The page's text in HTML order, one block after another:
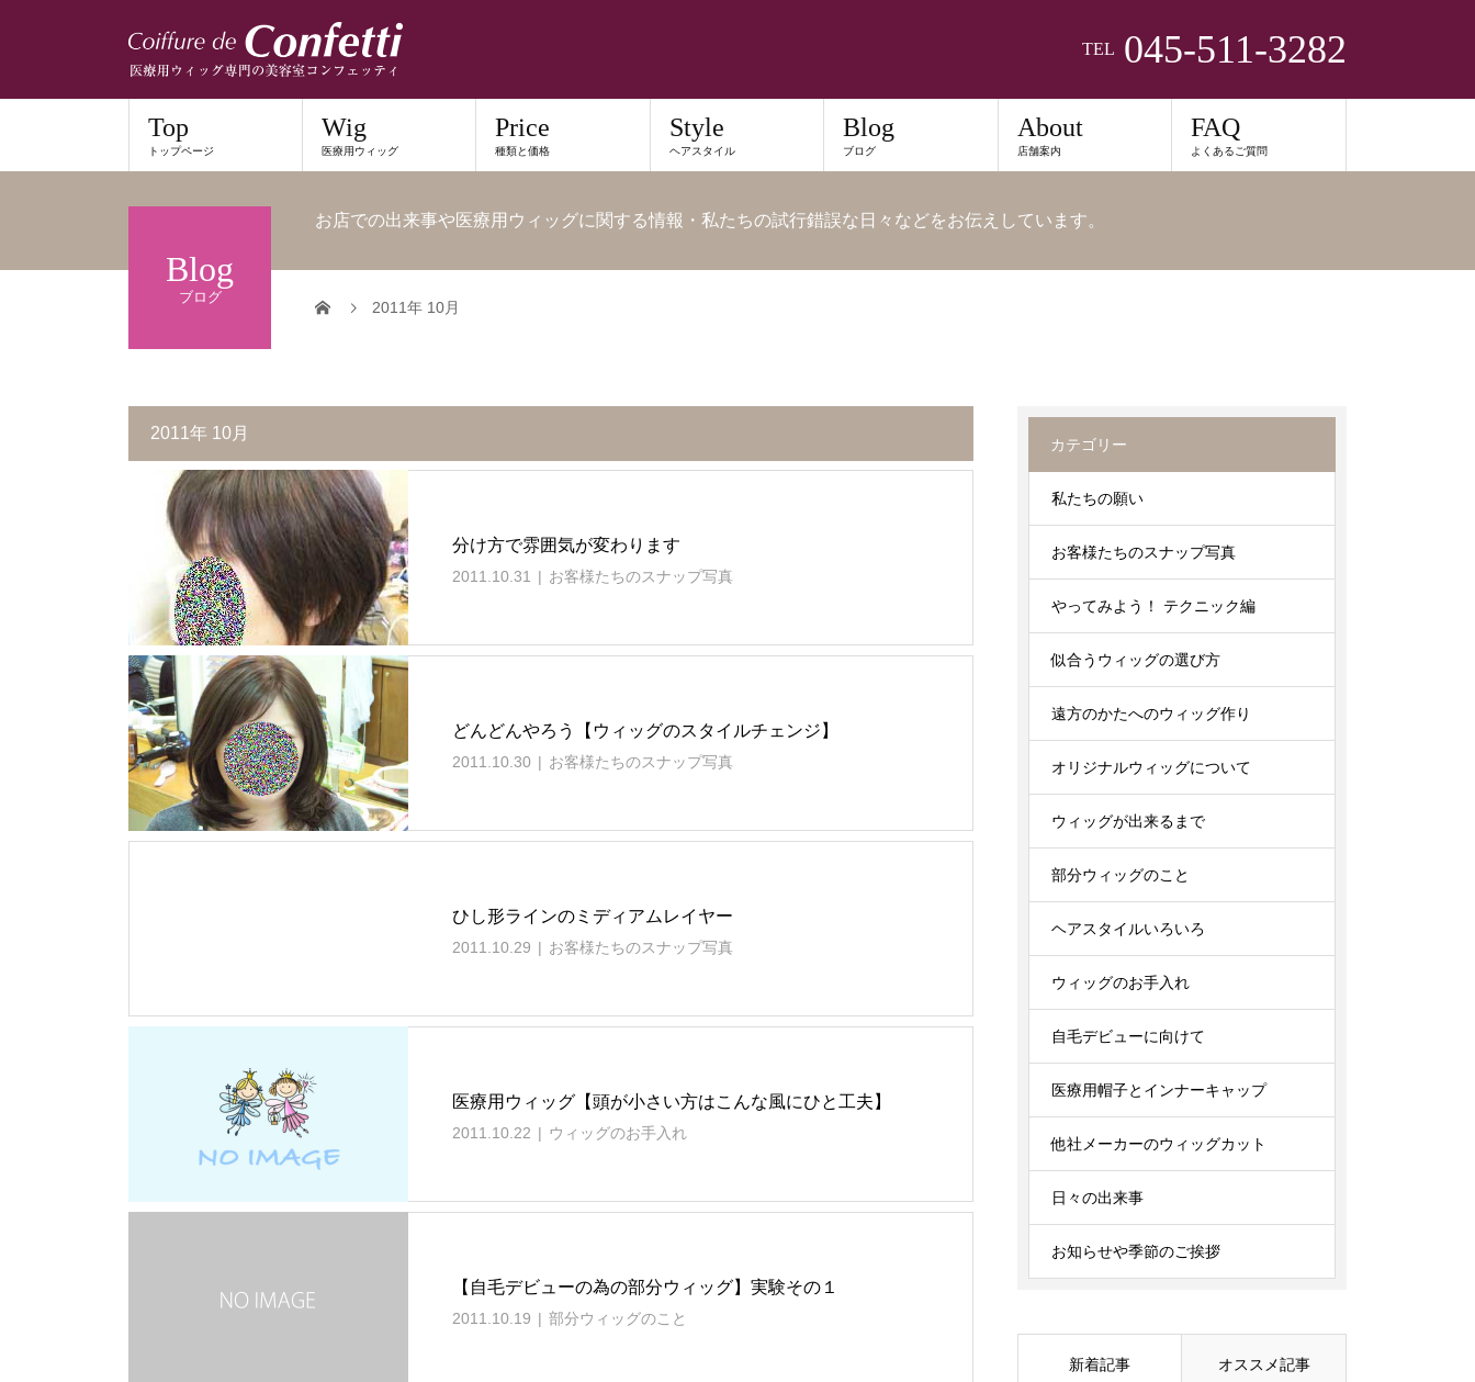
TEL 045-511-3282
Top
トップページ
Wig
医療用ウィッグ
Price
種類と価格
Style
ヘアスタイル
Blog
ブログ
About
店舗案内
FAQ
よくあるご質問
Blog
ブログ
お店での出来事や医療用ウィッグに関する情報・私たちの試行錯誤な日々などをお伝えしています。
2011年 10月
2011年 10月
分け方で雰囲気が変わります
2011.10.31 お客様たちのスナップ写真
どんどんやろう【ウィッグのスタイルチェンジ】
2011.10.30 お客様たちのスナップ写真
ひし形ラインのミディアムレイヤー
2011.10.29 お客様たちのスナップ写真
医療用ウィッグ【頭が小さい方はこんな風にひと工夫】
2011.10.22 ウィッグのお手入れ
【自毛デビューの為の部分ウィッグ】実験その１
2011.10.19 部分ウィッグのこと
カテゴリー
私たちの願い
お客様たちのスナップ写真
やってみよう！ テクニック編
似合うウィッグの選び方
遠方のかたへのウィッグ作り
オリジナルウィッグについて
ウィッグが出来るまで
部分ウィッグのこと
ヘアスタイルいろいろ
ウィッグのお手入れ
自毛デビューに向けて
医療用帽子とインナーキャップ
他社メーカーのウィッグカット
日々の出来事
お知らせや季節のご挨拶
新着記事 オススメ記事